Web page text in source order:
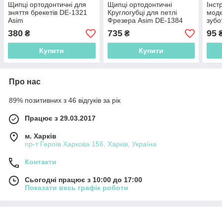
Щипці ортодонтичні для
зняття брекетів DE-1321
Asim
380 ₴
Купити
Щипці ортодонтичні
Круглогубці для петлі
Фрезера Asim DE-1384
735₴
Купити
906
95
Про нас
89% позитивних з 46 відгуків за рік
Працює з 29.03.2017
м. Харків
пр-т Героїв Харкова 156, Харків, Україна
Контакти
Сьогодні працює з 10:00 до 17:00
Показати весь графік роботи